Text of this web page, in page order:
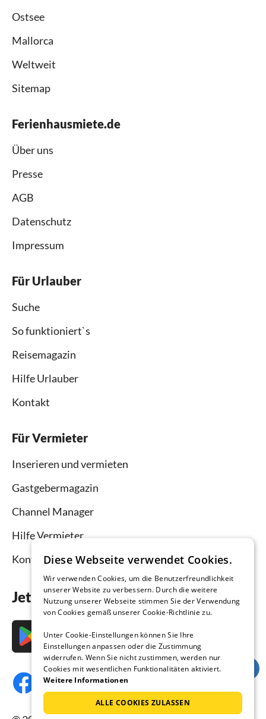
Ostsee
Mallorca
Weltweit
Sitemap
Ferienhausmiete.de
Über uns
Presse
AGB
Datenschutz
Impressum
Für Urlauber
Suche
So funktioniert`s
Reisemagazin
Hilfe Urlauber
Kontakt
Für Vermieter
Inserieren und vermieten
Gastgebermagazin
Channel Manager
Hilfe Vermieter
Kontakt
Jetzt die App downloaden
Diese Webseite verwendet Cookies.
Wir verwenden Cookies, um die Benutzerfreundlichkeit
unserer Website zu verbessern. Durch die weitere
Nutzung unserer Webseite stimmen Sie der Verwendung
von Cookies gemäß unserer Cookie-Richtlinie zu.
Unter Cookie-Einstellungen können Sie Ihre
Einstellungen anpassen oder die Zustimmung
widerrufen. Wenn Sie nicht zustimmen, werden nur
Cookies mit wesentlichen Funktionalitäten aktiviert.
Weitere Informationen
ALLE COOKIES ZULASSEN